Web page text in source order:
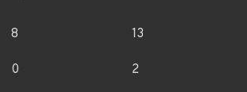
8
0
13
2